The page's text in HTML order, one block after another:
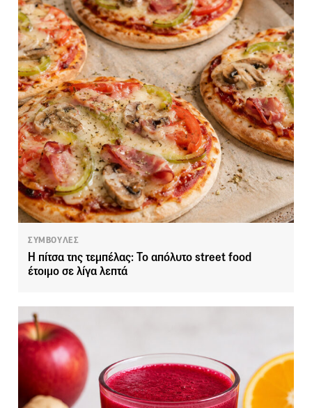
ΣΥΜΒΟΥΛΕΣ
Η πίτσα της τεμπέλας: Το απόλυτο street food
έτοιμο σε λίγα λεπτά